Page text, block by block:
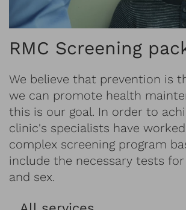
RMC Screening
We believe that prevention is
we can promote health
this is our goal. In order to
clinic's specialists have
complex screening program
include the necessary tests for
and sex.